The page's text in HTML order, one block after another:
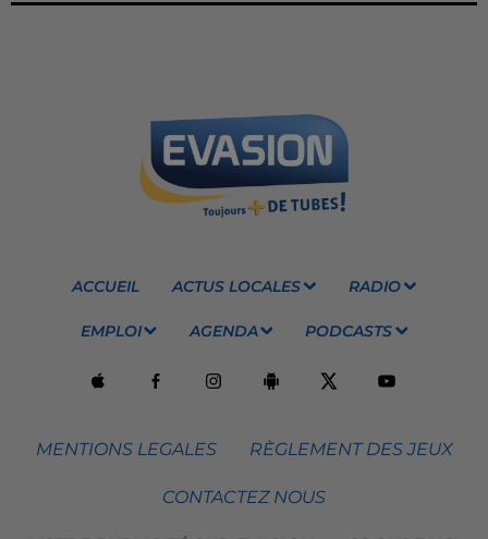
ACCUEIL ACTUS LOCALES RADIO
EMPLOI AGENDA PODCASTS
MENTIONS LEGALES RÈGLEMENT DES JEUX
CONTACTEZ NOUS